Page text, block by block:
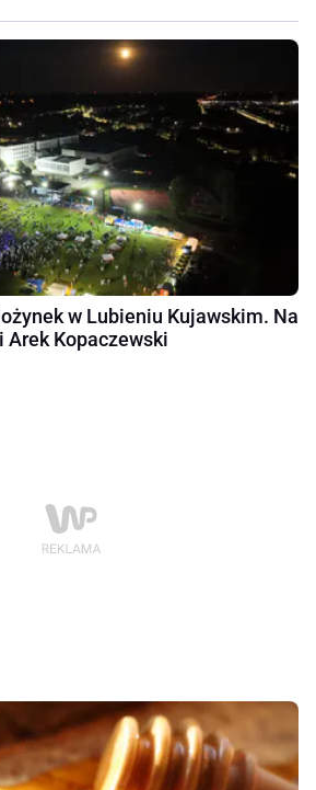
w Lubieniu Kujawskim. Na
Arek Kopaczewski